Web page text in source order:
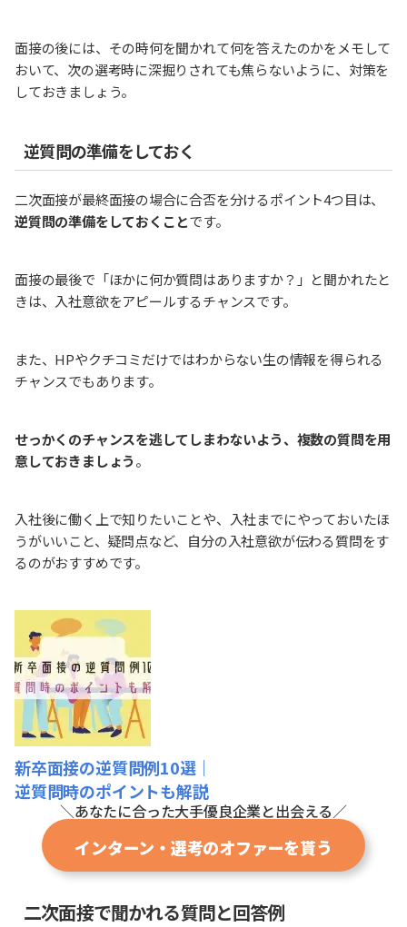
面接の後には、その時何を聞かれて何を答えたのかをメモして
おいて、次の選考時に深掘りされても焦らないように、対策を
しておきましょう。
逆質問の準備をしておく
二次面接が最終面接の場合に合否を分けるポイント4つ目は、
逆質問の準備をしておくことです。
面接の最後で「ほかに何か質問はありますか？」と聞かれたと
きは、入社意欲をアピールするチャンスです。
また、HPやクチコミだけではわからない生の情報を得られる
チャンスでもあります。
せっかくのチャンスを逃してしまわないよう、複数の質問を用
意しておきましょう。
入社後に働く上で知りたいことや、入社までにやっておいたほ
うがいいこと、疑問点など、自分の入社意欲が伝わる質問をす
るのがおすすめです。
新卒面接の逆質問例10選｜
逆質問時のポイントも解説
＼あなたに合った大手優良企業と出会える／
インターン・選考のオファーを貰う
二次面接で聞かれる質問と回答例